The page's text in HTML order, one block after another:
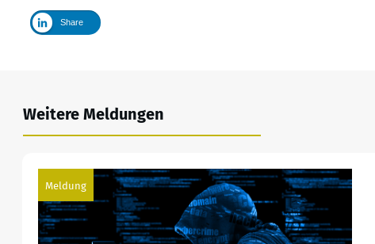
Share
Weitere Meldungen
Meldung